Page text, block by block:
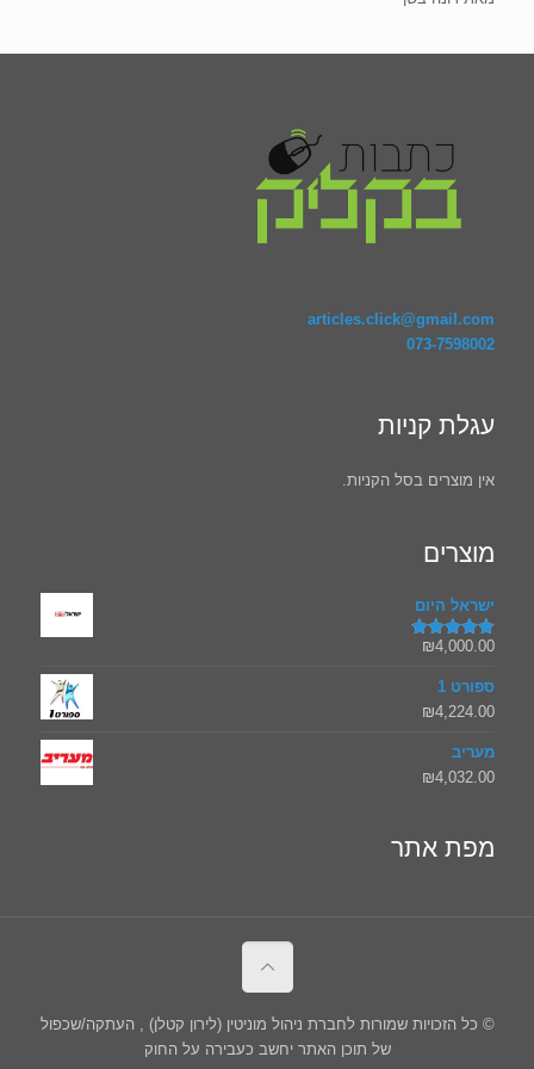
articles.click@gmail.com
073-7598002
עגלת קניות
אין מוצרים בסל הקניות.
מוצרים
ישראל היום
דורג5.00
₪4,000.00
ספורט 1
₪4,224.00
מעריב
₪4,032.00
מפת אתר
© כל הזכויות שמורות לחברת ניהול מוניטין (לירון קטלן) , העתקה/שכפול
של תוכן האתר יחשב כעבירה על החוק